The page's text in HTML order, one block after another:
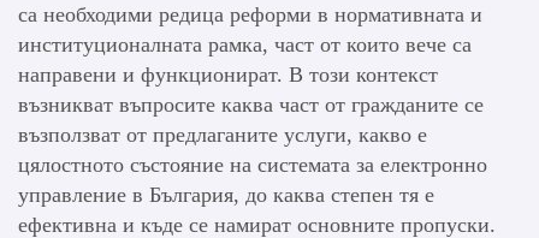
са необходими редица реформи в нормативната и
институционалната рамка, част от които вече са
направени и функционират. В този контекст
възникват въпросите каква част от гражданите се
възползват от предлаганите услуги, какво е
цялостното състояние на системата за електронно
управление в България, до каква степен тя е
ефективна и къде се намират основните пропуски.